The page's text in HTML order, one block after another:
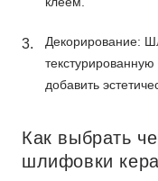
Декорирование:
добавить
Как выбрать
шлифовки